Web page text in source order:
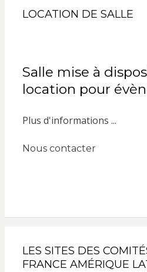
LOCATION DE SALLE
Salle mise à
location pour
Plus d'informations ...
Nous contacter
LES SITES DES
FRANCE AMÉRIQUE